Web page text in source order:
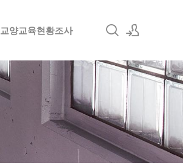
로그인
교양교육현황조사